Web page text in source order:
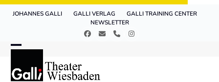
JOHANNES GALLI GALLI VERLAG
GALLI TRAINING CENTER
NEWSLETTER
Facebook
E- TelefonInstagram
mobile
mobile